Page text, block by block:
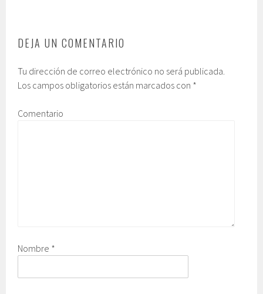
DEJA UN COMENTARIO
Tu dirección de correo electrónico no será publicada.
Los campos obligatorios están marcados con *
Comentario
Nombre *